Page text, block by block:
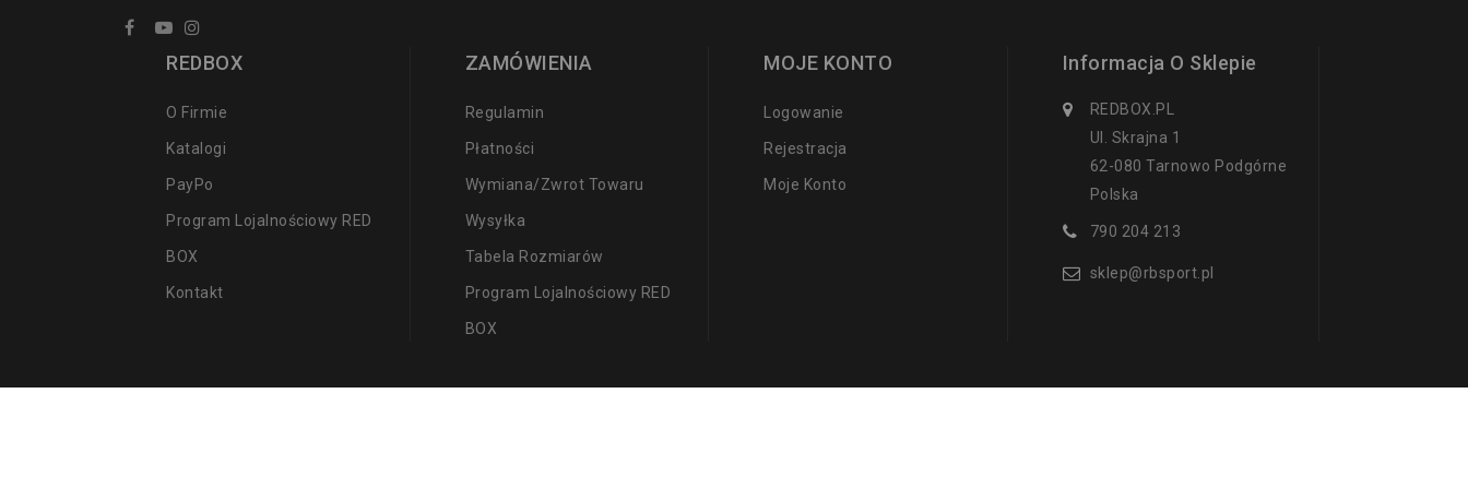
REDBOX
O Firmie
Katalogi
PayPo
Program Lojalnościowy RED
BOX
Kontakt
ZAMÓWIENIA
Regulamin
Płatności
Wymiana/zwrot Towaru
Wysyłka
Tabela Rozmiarów
Program Lojalnościowy RED
BOX
MOJE KONTO
Logowanie
Rejestracja
Moje Konto
Informacja O Sklepie
REDBOX.PL
Ul. Skrajna 1
62-080 Tarnowo Podgórne
Polska
790 204 213
sklep@rbsport.pl